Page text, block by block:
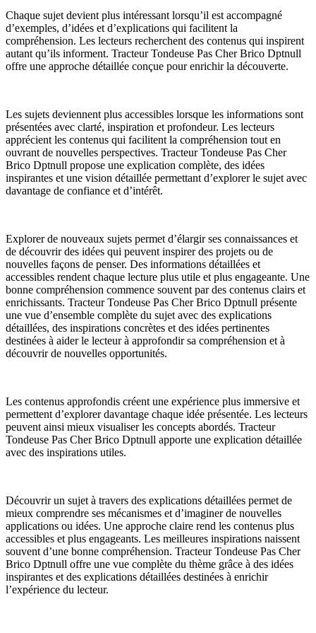
Chaque sujet devient plus intéressant lorsqu’il est accompagné
d’exemples, d’idées et d’explications qui facilitent la
compréhension. Les lecteurs recherchent des contenus qui inspirent
autant qu’ils informent. Tracteur Tondeuse Pas Cher Brico Dptnull
offre une approche détaillée conçue pour enrichir la découverte.
Les sujets deviennent plus accessibles lorsque les informations sont
présentées avec clarté, inspiration et profondeur. Les lecteurs
apprécient les contenus qui facilitent la compréhension tout en
ouvrant de nouvelles perspectives. Tracteur Tondeuse Pas Cher
Brico Dptnull propose une explication complète, des idées
inspirantes et une vision détaillée permettant d’explorer le sujet avec
davantage de confiance et d’intérêt.
Explorer de nouveaux sujets permet d’élargir ses connaissances et
de découvrir des idées qui peuvent inspirer des projets ou de
nouvelles façons de penser. Des informations détaillées et
accessibles rendent chaque lecture plus utile et plus engageante. Une
bonne compréhension commence souvent par des contenus clairs et
enrichissants. Tracteur Tondeuse Pas Cher Brico Dptnull présente
une vue d’ensemble complète du sujet avec des explications
détaillées, des inspirations concrètes et des idées pertinentes
destinées à aider le lecteur à approfondir sa compréhension et à
découvrir de nouvelles opportunités.
Les contenus approfondis créent une expérience plus immersive et
permettent d’explorer davantage chaque idée présentée. Les lecteurs
peuvent ainsi mieux visualiser les concepts abordés. Tracteur
Tondeuse Pas Cher Brico Dptnull apporte une explication détaillée
avec des inspirations utiles.
Découvrir un sujet à travers des explications détaillées permet de
mieux comprendre ses mécanismes et d’imaginer de nouvelles
applications ou idées. Une approche claire rend les contenus plus
accessibles et plus engageants. Les meilleures inspirations naissent
souvent d’une bonne compréhension. Tracteur Tondeuse Pas Cher
Brico Dptnull offre une vue complète du thème grâce à des idées
inspirantes et des explications détaillées destinées à enrichir
l’expérience du lecteur.